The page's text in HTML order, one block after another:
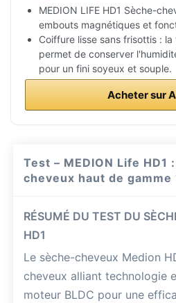
MEDION LIFE HD1 Sèche-
embouts magnétiques et
Coiffure lisse sans frisottis :
permet de conserver
pour un fini soyeux et souple.
Acheter sur
Test – MEDION Life HD1
cheveux haut de gamme
RÉSUMÉ DU TEST DU
HD1
Le sèche-cheveux Medion
cheveux alliant technologie
moteur BLDC pour une